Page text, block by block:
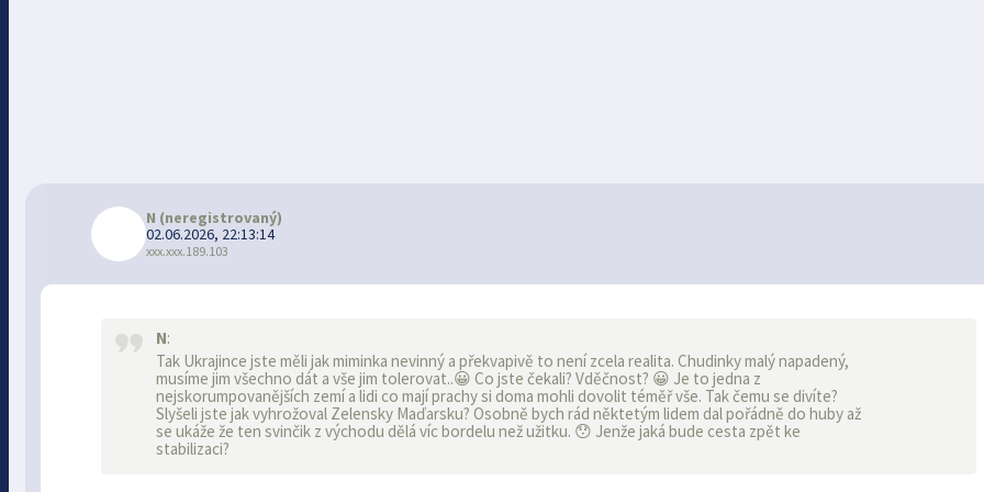
N (neregistrovaný)
02.06.2026, 22:13:14
xxx.xxx.189.103
N:
Tak Ukrajince jste měli jak miminka nevinný a překvapivě to není zcela realita. Chudinky malý napadený,
musíme jim všechno dát a vše jim tolerovat..😀 Co jste čekali? Vděčnost? 😀 Je to jedna z
nejskorumpovanějších zemí a lidi co mají prachy si doma mohli dovolit téměř vše. Tak čemu se divíte?
Slyšeli jste jak vyhrožoval Zelensky Maďarsku? Osobně bych rád něktetým lidem dal pořádně do huby až
se ukáže že ten svinčik z východu dělá víc bordelu než užitku. 😯 Jenže jaká bude cesta zpět ke
stabilizaci?